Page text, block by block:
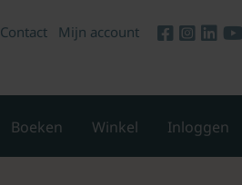
Contact Mijn account
Boeken Winkel Inloggen